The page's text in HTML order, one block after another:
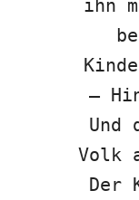
ihn
–
Und
Volk
Der